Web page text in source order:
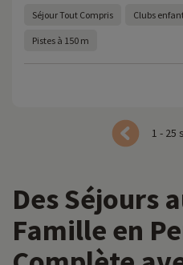
Séjour Tout Compris Clubs
Pistes à 150 m
1 - 25
Des Séjours
Famille en